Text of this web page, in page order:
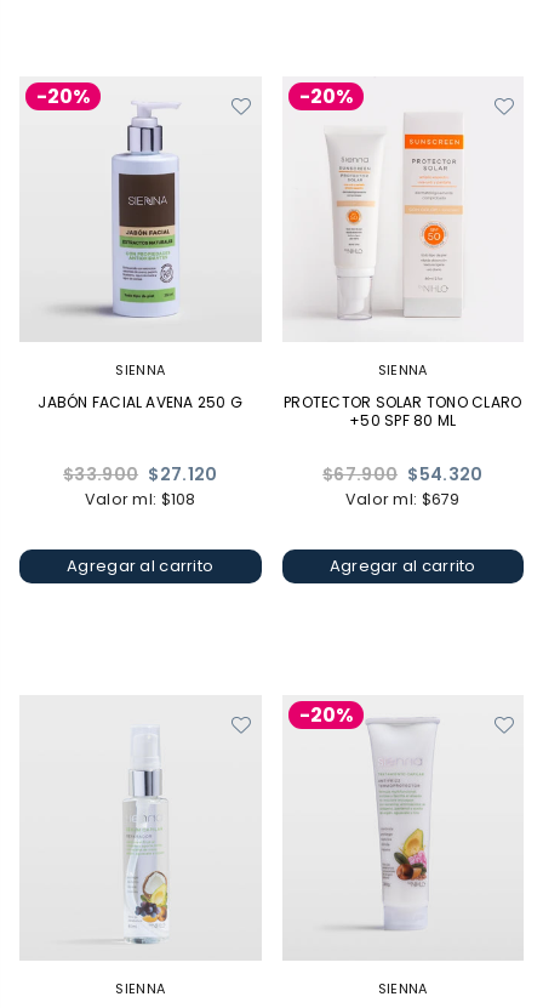
-20%
SIENNA
JABÓN FACIAL AVENA 250 G
Precio
habitual
$33.900 $27.120
Valor ml: $108
Agregar al carrito
-20%
SIENNA
PROTECTOR SOLAR TONO CLARO
+50 SPF 80 ML
Precio
habitual
$67.900 $54.320
Valor ml: $679
Agregar al carrito
SIENNA
-20%
SIENNA